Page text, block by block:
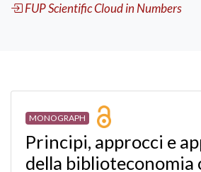
FUP Scientific Cloud in Numbers
MONOGRAPH
Principi, approcci e
della biblioteconomia